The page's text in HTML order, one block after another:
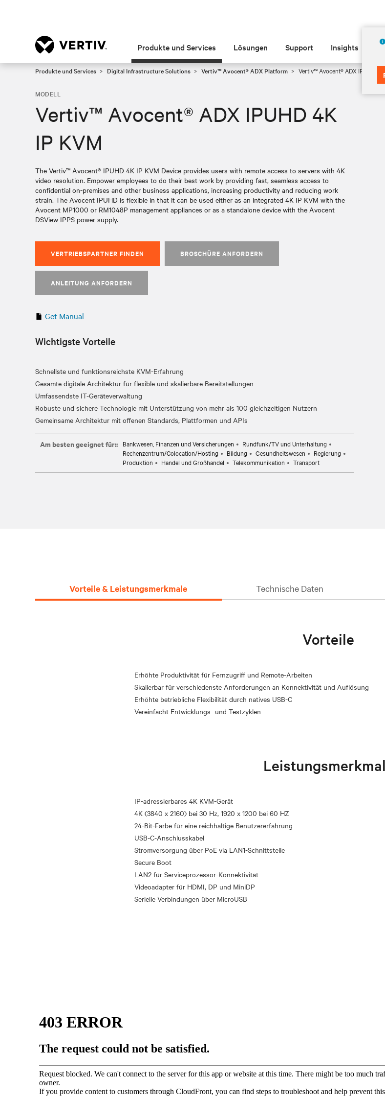
Produkte und Services Lösungen Support Insights
Produkte und Services Digital Infrastructure Solutions Vertiv™ Avocent® ADX Platform Vertiv™ Avocent® ADX IPUHD 4K
MODELL
Vertiv™ Avocent® ADX IPUHD 4K
IP KVM
The Vertiv™ Avocent® IPUHD 4K IP KVM Device provides users with remote access to servers with 4K
video resolution. Empower employees to do their best work by providing fast, seamless access to
confidential on-premises and other business applications, increasing productivity and reducing work
strain. The Avocent IPUHD is flexible in that it can be used either as an integrated 4K IP KVM with the
Avocent MP1000 or RM1048P management appliances or as a standalone device with the Avocent
DSView IPPS power supply.
VERTRIEBSPARTNER FINDEN BROSCHÜRE ANFORDERN
ANLEITUNG ANFORDERN
Get Manual
Wichtigste Vorteile
Schnellste und funktionsreichste KVM-Erfahrung
Gesamte digitale Architektur für flexible und skalierbare Bereitstellungen
Umfassendste IT-Geräteverwaltung
Robuste und sichere Technologie mit Unterstützung von mehr als 100 gleichzeitigen Nutzern
Am besten geeignet für:: Bankwesen, Finanzen und Versicherungen
Rundfunk/TV und Unterhaltung
Rechenzentrum/Colocation/Hosting
Bildung Gesundheitswesen
Regierung
Produktion
Handel und Großhandel Telekommunikation Transport
Vorteile & Leistungsmerkmale Technische Daten
Vorteile
Erhöhte Produktivität für Fernzugriff und Remote-Arbeiten
Skalierbar für verschiedenste Anforderungen an Konnektivität und Auflösung
Erhöhte betriebliche Flexibilität durch natives USB-C
IP-adressierbares 4K KVM-Gerät
4K (3840 x 2160) bei 30 Hz, 1920 x 1200 bei 60 HZ
24-Bit-Farbe für eine reichhaltige Benutzererfahrung
USB-C-Anschlusskabel
Stromversorgung über PoE via LAN1-Schnittstelle
Secure Boot
LAN2 für Serviceprozessor-Konnektivität
Videoadapter für HDMI, DP und MiniDP